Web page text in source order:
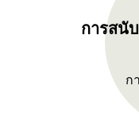
การสนั
ก